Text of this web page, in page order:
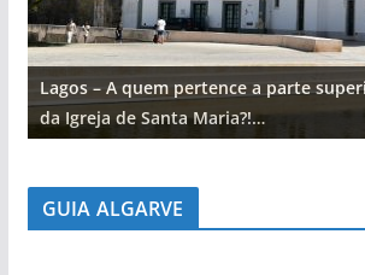
Lagos – A quem pertence a parte
da Igreja de Santa Maria?!…
GUIA ALGARVE